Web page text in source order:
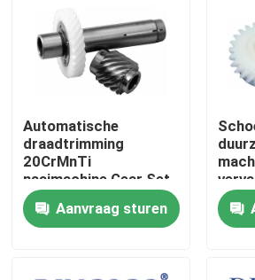
Kwaliteitscontrole
Nieuws
Gevallen
Automatische
draadtrimming
20CrMnTi
naaimachine Gear Set
voor kledingproductie
Aanvraag sturen